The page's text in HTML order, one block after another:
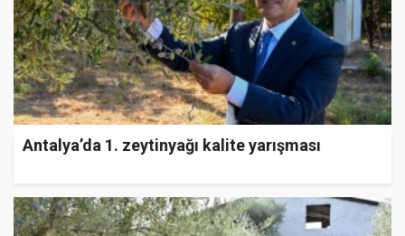
Antalya’da 1. zeytinyağı kalite yarışması